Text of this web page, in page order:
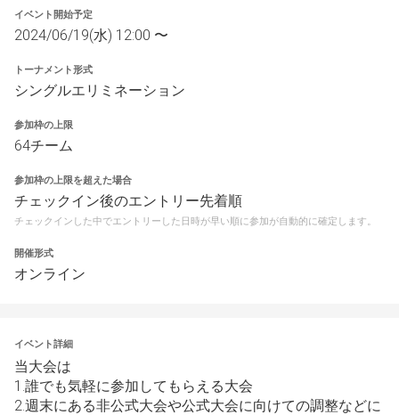
イベント開始予定
2024/06/19(水) 12:00 〜
トーナメント形式
シングルエリミネーション
参加枠の上限
64チーム
参加枠の上限を超えた場合
チェックイン後のエントリー先着順
チェックインした中でエントリーした日時が早い順に参加が自動的に確定します。
開催形式
オンライン
イベント詳細
当大会は
1.誰でも気軽に参加してもらえる大会
2.週末にある非公式大会や公式大会に向けての調整などに